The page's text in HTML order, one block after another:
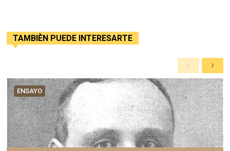
TAMBIÈN PUEDE INTERESARTE
A
n
t
e
r
i
o
r
S
i
g
u
i
e
n
t
e
ENSAYO